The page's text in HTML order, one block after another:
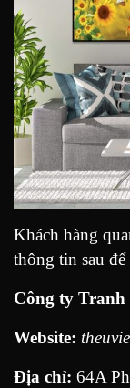
Khách hàng
thông tin sau để
Công ty Tranh
Website:
Địa chỉ: 64A